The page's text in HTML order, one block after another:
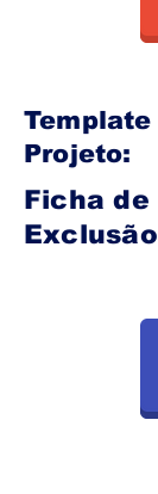
Projeto:
Ficha